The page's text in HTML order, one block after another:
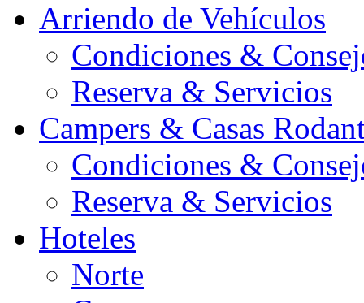
Arriendo de Vehículos
Condiciones &
Reserva & Servicios
Campers & Casas
Condiciones &
Reserva & Servicios
Hoteles
Norte